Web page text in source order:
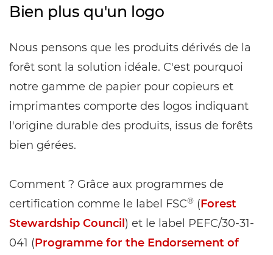
Bien plus qu'un logo
Nous pensons que les produits dérivés de la
forêt sont la solution idéale. C'est pourquoi
notre gamme de papier pour copieurs et
imprimantes comporte des logos indiquant
l'origine durable des produits, issus de forêts
bien gérées.
Comment ? Grâce aux programmes de
certification comme le label FSC® (Forest
Stewardship Council ) et le label PEFC/30-31-
041 (Programme for the Endorsement of